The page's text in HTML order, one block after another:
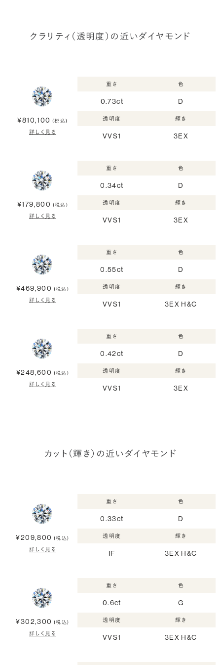
クラリティ（透明度）の近いダイヤモンド
¥810,100 (税込)
詳しく見る
重さ
0.73ct
色
D
透明度
VVS1
輝き
3EX
¥179,800 (税込)
詳しく見る
重さ
0.34ct
色
D
透明度
VVS1
輝き
3EX
¥469,900 (税込)
詳しく見る
重さ
0.55ct
色
D
透明度
VVS1
輝き
3EX H&C
¥248,600 (税込)
詳しく見る
重さ
0.42ct
色
D
透明度
VVS1
輝き
3EX
カット（輝き）の近いダイヤモンド
¥209,800 (税込)
詳しく見る
重さ
0.33ct
色
D
透明度
IF
輝き
3EX H&C
¥302,300 (税込)
詳しく見る
重さ
0.6ct
色
G
透明度
VVS1
輝き
3EX H&C